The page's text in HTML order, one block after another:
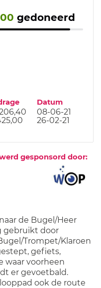
gedoneerd
Datum
08-06-21
26-02-21
gesponsord door:
de Bugel/Heer
gebruikt door
Trompet/Klaroen
gefiets,
waar voorheen
er gevoetbald.
ook de route